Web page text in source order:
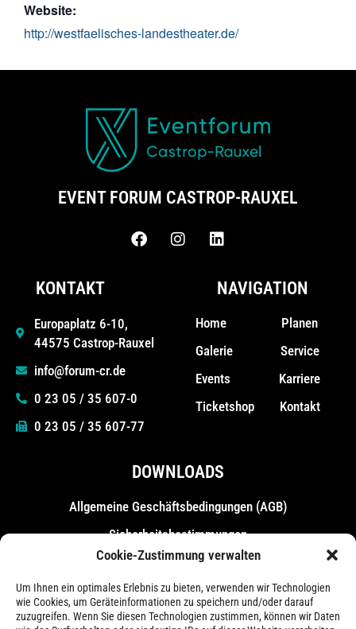
Cookie-Zustimmung verwalten
Um Ihnen ein optimales Erlebnis zu bieten, verwenden wir Technologien
wie Cookies, um Geräteinformationen zu speichern und/oder darauf
zuzugreifen. Wenn Sie diesen Technologien zustimmen, können wir Daten
Website:
http://westfaelisches-landestheater.de/
EVENT FORUM CASTROP-RAUXEL
KONTAKT
Europaplatz 6-10,
44575 Castrop-Rauxel
info@forum-cr.de
0 23 05 / 35 607-0
0 23 05 / 35 607-77
NAVIGATION
Home
Galerie
Events
Ticketshop
Planen
Service
Karriere
Kontakt
DOWNLOADS
Allgemeine Geschäfts­bedingungen (AGB)
Sicherheitsbestimmungen
Messebestimmungen